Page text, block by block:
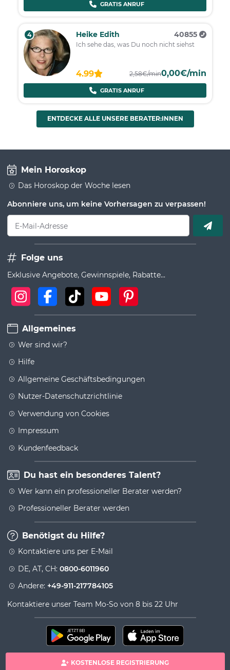
KOSTENLOSE REGISTRIERUNG
GRATIS ANRUF
4 Heike Edith 40855
Ich sehe das, was Du noch nicht siehst
4.99 2,58€/min0,00€/min
GRATIS ANRUF
ENTDECKE ALLE UNSERE BERATER:INNEN
Mein Horoskop
Das Horoskop der Woche lesen
Abonniere uns, um keine Vorhersagen zu verpassen!
E-Mail-Adresse
Folge uns
Exklusive Angebote, Gewinnspiele, Rabatte...
Allgemeines
Wer sind wir?
Hilfe
Allgemeine Geschäftsbedingungen
Nutzer-Datenschutzrichtlinie
Verwendung von Cookies
Impressum
Kundenfeedback
Du hast ein besonderes Talent?
Wer kann ein professioneller Berater werden?
Professioneller Berater werden
Benötigst du Hilfe?
Kontaktiere uns per E-Mail
DE, AT, CH: 0800-6011960
Andere: +49-911-217784105
Kontaktiere unser Team Mo-So von 8 bis 22 Uhr